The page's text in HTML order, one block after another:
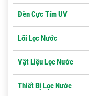
Đèn Cực Tím UV
Lõi Lọc Nước
Vật Liệu Lọc Nước
Thiết Bị Lọc Nước